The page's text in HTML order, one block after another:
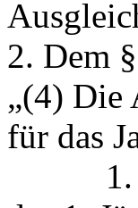
2. Dem
„(4) Die
für das
1. §